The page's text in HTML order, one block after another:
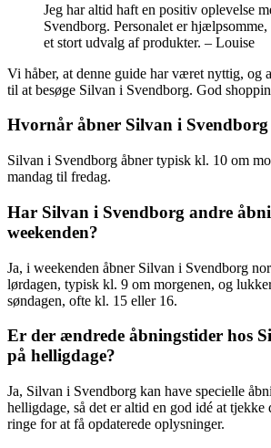
Jeg har altid haft en positiv oplevelse
Svendborg. Personalet er
et stort udvalg af produkter. – Louise
Vi håber, at denne guide har været nyttig, og
til at besøge Silvan i Svendborg. God
Hvornår åbner Silvan i Svendborg
Silvan i Svendborg åbner typisk kl. 10 om
mandag til fredag.
Har Silvan i Svendborg andre
weekenden?
Ja, i weekenden åbner Silvan i Svendborg
lørdagen, typisk kl. 9 om morgenen, og
søndagen, ofte kl. 15 eller 16.
Er der ændrede åbningstider hos
på helligdage?
Ja, Silvan i Svendborg kan have specielle
helligdage, så det er altid en god idé at tjekke
ringe for at få opdaterede oplysninger.